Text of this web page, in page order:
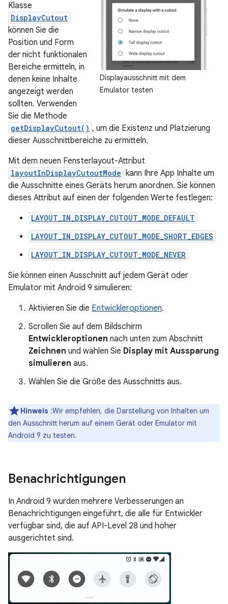
Displayausschnitt mit dem
Emulator testen
Klasse
DisplayCutout
können Sie die
Position und Form
der nicht funktionalen
Bereiche ermitteln, in
denen keine Inhalte
angezeigt werden
sollten. Verwenden
Sie die Methode
getDisplayCutout() , um die Existenz und Platzierung
dieser Ausschnittbereiche zu ermitteln.
Mit dem neuen Fensterlayout-Attribut
layoutInDisplayCutoutMode kann Ihre App Inhalte um
die Ausschnitte eines Geräts herum anordnen. Sie können
dieses Attribut auf einen der folgenden Werte festlegen:
LAYOUT_IN_DISPLAY_CUTOUT_MODE_DEFAULT
LAYOUT_IN_DISPLAY_CUTOUT_MODE_SHORT_EDGES
LAYOUT_IN_DISPLAY_CUTOUT_MODE_NEVER
Sie können einen Ausschnitt auf jedem Gerät oder
Emulator mit Android 9 simulieren:
Aktivieren Sie die Entwickleroptionen.
Scrollen Sie auf dem Bildschirm
Entwickleroptionen nach unten zum Abschnitt
Zeichnen und wählen Sie Display mit Aussparung
simulieren aus.
Wählen Sie die Größe des Ausschnitts aus.
Hinweis :Wir empfehlen, die Darstellung von Inhalten um
den Ausschnitt herum auf einem Gerät oder Emulator mit
Android 9 zu testen.
Benachrichtigungen
In Android 9 wurden mehrere Verbesserungen an
Benachrichtigungen eingeführt, die alle für Entwickler
verfügbar sind, die auf API-Level 28 und höher
ausgerichtet sind.